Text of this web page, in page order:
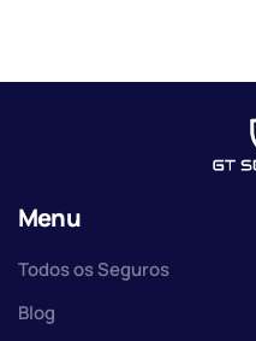
Menu
Todos os Seguros
Blog